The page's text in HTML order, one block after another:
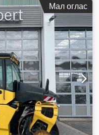
Мал оглас